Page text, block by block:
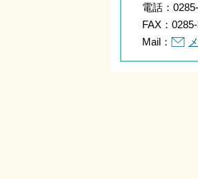
電話：
FAX：
Mail：